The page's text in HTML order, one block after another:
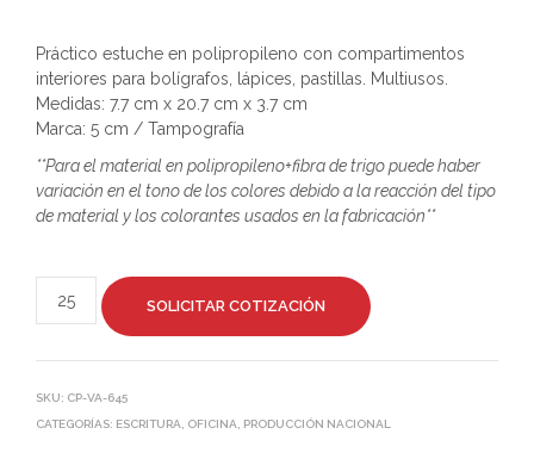
Práctico estuche en polipropileno con compartimentos
interiores para bolígrafos, lápices, pastillas. Multiusos.
Medidas: 7.7 cm x 20.7 cm x 3.7 cm
Marca: 5 cm / Tampografía
**Para el material en polipropileno+fibra de trigo puede haber
variación en el tono de los colores debido a la reacción del tipo
de material y los colorantes usados en la fabricación**
SOLICITAR COTIZACIÓN
SKU: CP-VA-645
CATEGORÍAS: ESCRITURA OFICINA PRODUCCIÓN NACIONAL